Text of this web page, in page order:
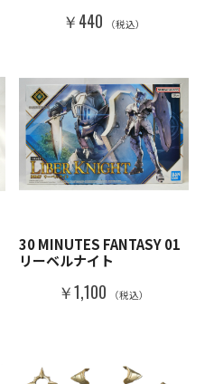
￥440 （税込）
30 MINUTES FANTASY 01
リーベルナイト
￥1,100 （税込）